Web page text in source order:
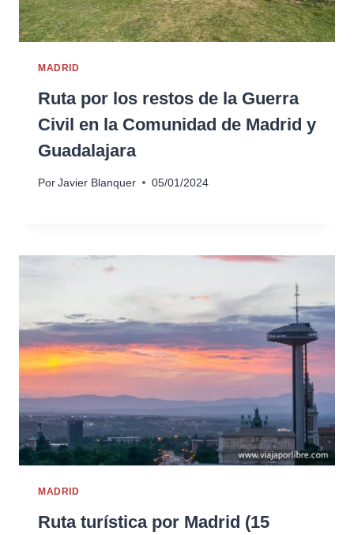
MADRID
Ruta por los restos de la Guerra
Civil en la Comunidad de Madrid y
Guadalajara
Por Javier Blanquer 05/01/2024
MADRID
Ruta turística por Madrid (15